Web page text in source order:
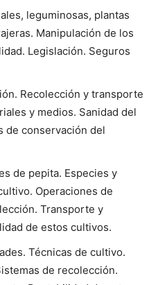
leguminosas, plantas
Manipulación de los
Legislación. Seguros
Recolección y transporte
y medios. Sanidad del
de conservación del
de pepita. Especies y
Operaciones de
Transporte y
de estos cultivos.
Técnicas de cultivo.
de recolección.